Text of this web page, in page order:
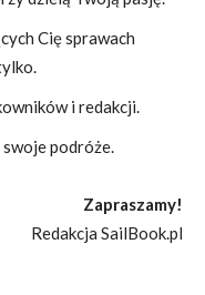
Cię sprawach
i redakcji.
swoje podróże.
Zapraszamy!
Redakcja SailBook.pl